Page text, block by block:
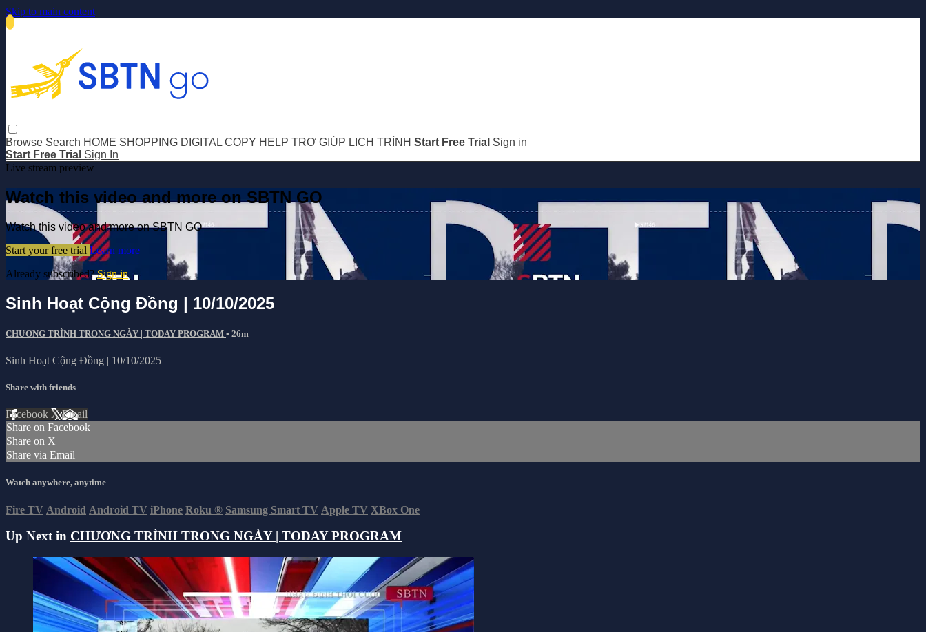
Skip to main content
Browse Search HOME SHOPPING DIGITAL COPY HELP TRỢ GIÚP LỊCH TRÌNH Start Free Trial Sign in
Start Free Trial Sign In
Live stream preview
Watch this video and more on SBTN GO
Watch this video and more on SBTN GO
Start your free trial Learn more
Already subscribed?Sign in
Sinh Hoạt Cộng Đồng | 10/10/2025
CHƯƠNG TRÌNH TRONG NGÀY | TODAY PROGRAM • 26m
Sinh Hoạt Cộng Đồng | 10/10/2025
Share with friends
Facebook XEmail
Share on Facebook
Share on X
Share via Email
Watch anywhere, anytime
Fire TV Android Android TV iPhone Roku ® Samsung Smart TV Apple TV XBox One
Up Next in CHƯƠNG TRÌNH TRONG NGÀY | TODAY PROGRAM